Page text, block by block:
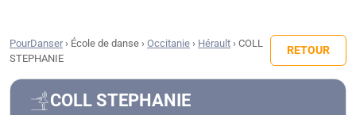
PourDanser› École de danse › Occitanie › Hérault › COLL
STEPHANIE
RETOUR
COLL STEPHANIE